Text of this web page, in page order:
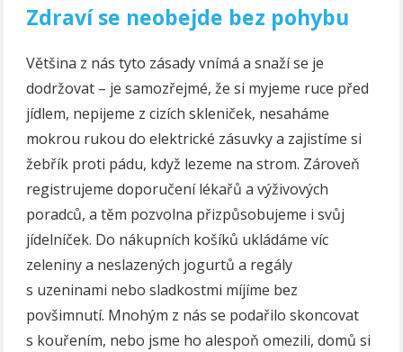
Zdraví se neobejde bez pohybu
Většina z nás tyto zásady vnímá a snaží se je
dodržovat – je samozřejmé, že si myjeme ruce před
jídlem, nepijeme z cizích skleniček, nesaháme
mokrou rukou do elektrické zásuvky a zajistíme si
žebřík proti pádu, když lezeme na strom. Zároveň
registrujeme doporučení lékařů a výživových
poradců, a těm pozvolna přizpůsobujeme i svůj
jídelníček. Do nákupních košíků ukládáme víc
zeleniny a neslazených jogurtů a regály
s uzeninami nebo sladkostmi míjíme bez
povšimnutí. Mnohým z nás se podařilo skoncovat
s kouřením, nebo jsme ho alespoň omezili, domů si